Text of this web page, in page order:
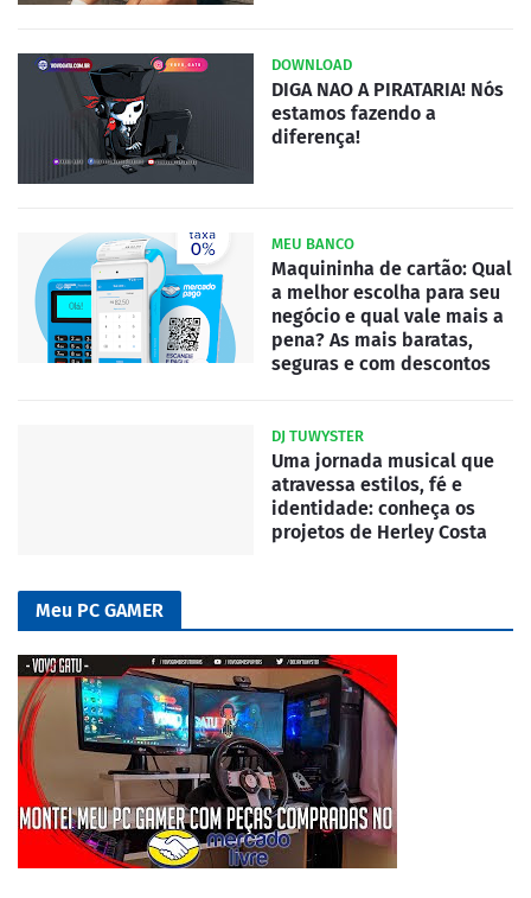
DOWNLOAD
DIGA NAO A PIRATARIA! Nós
estamos fazendo a
diferença!
MEU BANCO
Maquininha de cartão: Qual
a melhor escolha para seu
negócio e qual vale mais a
pena? As mais baratas,
seguras e com descontos
DJ TUWYSTER
Uma jornada musical que
atravessa estilos, fé e
identidade: conheça os
projetos de Herley Costa
Meu PC GAMER